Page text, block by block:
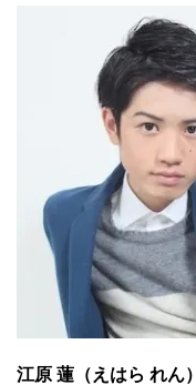
江原 蓮（えはら れん）